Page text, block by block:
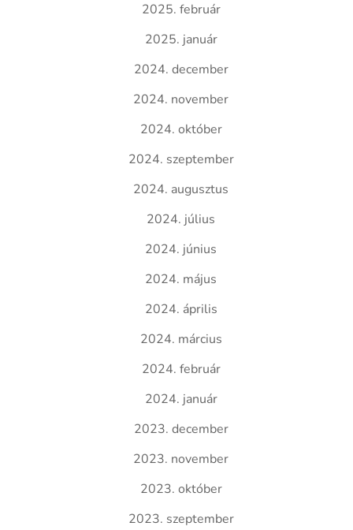
2025. február
2025. január
2024. december
2024. november
2024. október
2024. szeptember
2024. augusztus
2024. július
2024. június
2024. május
2024. április
2024. március
2024. február
2024. január
2023. december
2023. november
2023. október
2023. szeptember